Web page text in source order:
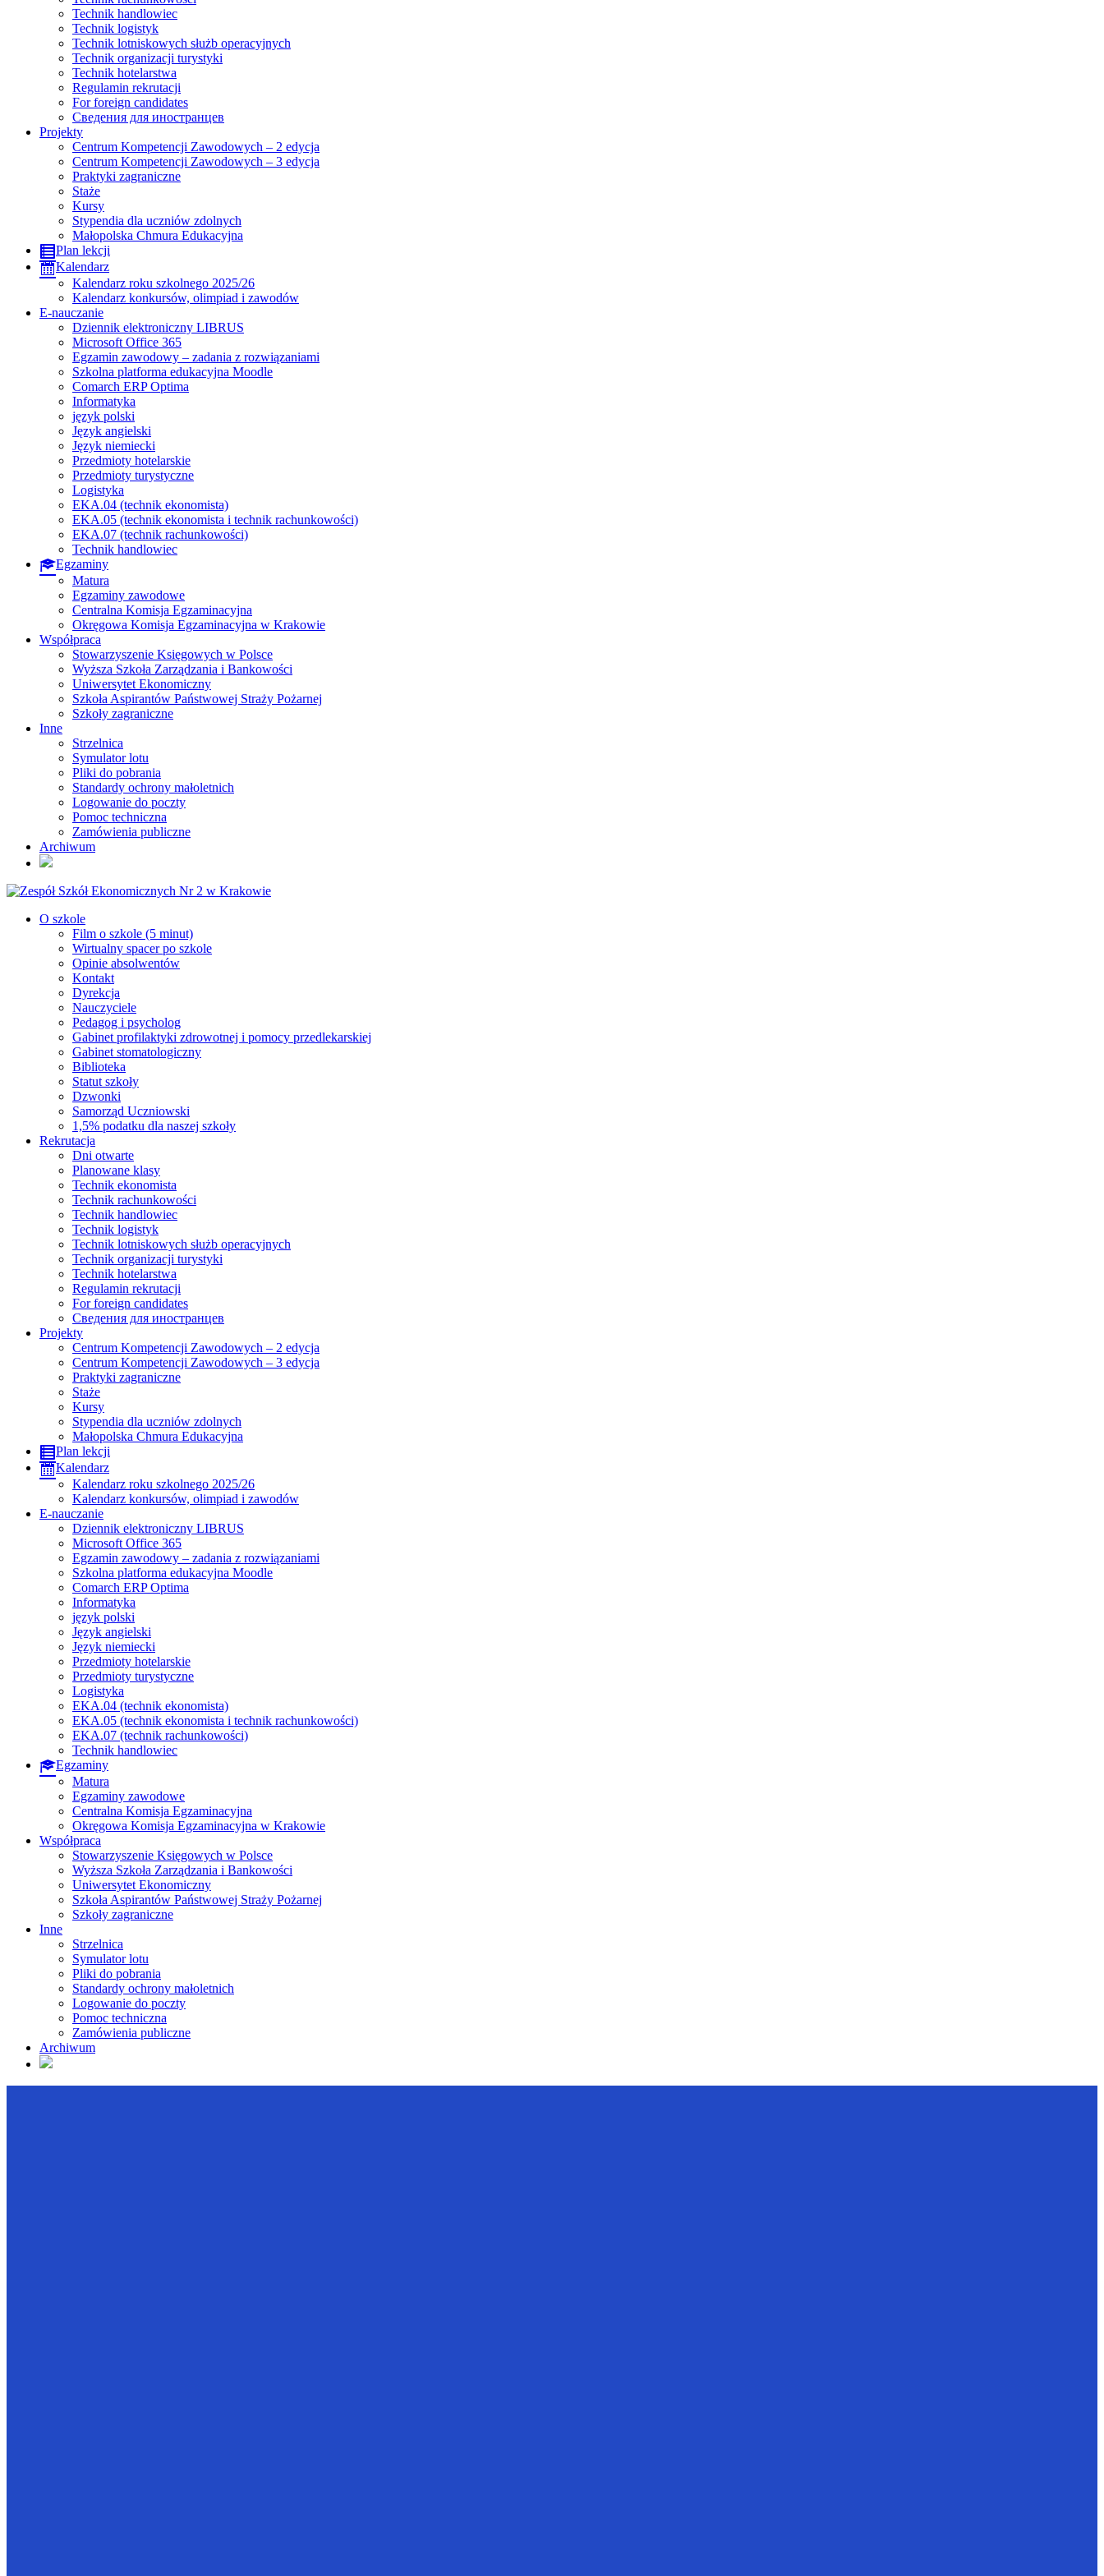
Technik handlowiec
Technik logistyk
Technik lotniskowych służb operacyjnych
Technik organizacji turystyki
Technik hotelarstwa
Regulamin rekrutacji
For foreign candidates
Сведения для иностранцев
Projekty
Centrum Kompetencji Zawodowych – 2 edycja
Centrum Kompetencji Zawodowych – 3 edycja
Praktyki zagraniczne
Staże
Kursy
Stypendia dla uczniów zdolnych
Małopolska Chmura Edukacyjna
Plan lekcji
Kalendarz
Kalendarz roku szkolnego 2025/26
Kalendarz konkursów, olimpiad i zawodów
E-nauczanie
Dziennik elektroniczny LIBRUS
Microsoft Office 365
Egzamin zawodowy – zadania z rozwiązaniami
Szkolna platforma edukacyjna Moodle
Comarch ERP Optima
Informatyka
język polski
Język angielski
Język niemiecki
Przedmioty hotelarskie
Przedmioty turystyczne
Logistyka
EKA.04 (technik ekonomista)
EKA.05 (technik ekonomista i technik rachunkowości)
EKA.07 (technik rachunkowości)
Technik handlowiec
Egzaminy
Matura
Egzaminy zawodowe
Centralna Komisja Egzaminacyjna
Okręgowa Komisja Egzaminacyjna w Krakowie
Współpraca
Stowarzyszenie Księgowych w Polsce
Wyższa Szkoła Zarządzania i Bankowości
Uniwersytet Ekonomiczny
Szkoła Aspirantów Państwowej Straży Pożarnej
Szkoły zagraniczne
Inne
Strzelnica
Symulator lotu
Pliki do pobrania
Standardy ochrony małoletnich
Logowanie do poczty
Pomoc techniczna
Zamówienia publiczne
Archiwum
O szkole
Film o szkole (5 minut)
Wirtualny spacer po szkole
Opinie absolwentów
Kontakt
Dyrekcja
Nauczyciele
Pedagog i psycholog
Gabinet profilaktyki zdrowotnej i pomocy przedlekarskiej
Gabinet stomatologiczny
Biblioteka
Statut szkoły
Dzwonki
Samorząd Uczniowski
1,5% podatku dla naszej szkoły
Rekrutacja
Dni otwarte
Planowane klasy
Technik ekonomista
Technik rachunkowości
Technik handlowiec
Technik logistyk
Technik lotniskowych służb operacyjnych
Technik organizacji turystyki
Technik hotelarstwa
Regulamin rekrutacji
For foreign candidates
Сведения для иностранцев
Projekty
Centrum Kompetencji Zawodowych – 2 edycja
Centrum Kompetencji Zawodowych – 3 edycja
Praktyki zagraniczne
Staże
Kursy
Stypendia dla uczniów zdolnych
Małopolska Chmura Edukacyjna
Plan lekcji
Kalendarz
Kalendarz roku szkolnego 2025/26
Kalendarz konkursów, olimpiad i zawodów
E-nauczanie
Dziennik elektroniczny LIBRUS
Microsoft Office 365
Egzamin zawodowy – zadania z rozwiązaniami
Szkolna platforma edukacyjna Moodle
Comarch ERP Optima
Informatyka
język polski
Język angielski
Język niemiecki
Przedmioty hotelarskie
Przedmioty turystyczne
Logistyka
EKA.04 (technik ekonomista)
EKA.05 (technik ekonomista i technik rachunkowości)
EKA.07 (technik rachunkowości)
Technik handlowiec
Egzaminy
Matura
Egzaminy zawodowe
Centralna Komisja Egzaminacyjna
Okręgowa Komisja Egzaminacyjna w Krakowie
Współpraca
Stowarzyszenie Księgowych w Polsce
Wyższa Szkoła Zarządzania i Bankowości
Uniwersytet Ekonomiczny
Szkoła Aspirantów Państwowej Straży Pożarnej
Szkoły zagraniczne
Inne
Strzelnica
Symulator lotu
Pliki do pobrania
Standardy ochrony małoletnich
Logowanie do poczty
Pomoc techniczna
Zamówienia publiczne
Archiwum